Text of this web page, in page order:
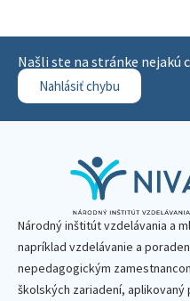
Našli ste na stránke nejakú
Nahlásiť chybu
Národný inštitút vzdelávania a
napríklad vzdelávanie a
nepedagogickým
školských zariadení,